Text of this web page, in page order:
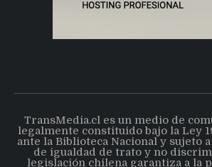
TransMedia.cl es un medio de
legalmente constituido bajo la Ley
ante la Biblioteca Nacional y sujeto
de igualdad de trato y no
legislación chilena garantiza a la